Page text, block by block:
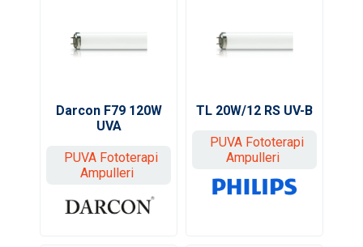
Darcon F79 120W
UVA
PUVA Fototerapi
Ampulleri
TL 20W/12 RS UV-B
PUVA Fototerapi
Ampulleri